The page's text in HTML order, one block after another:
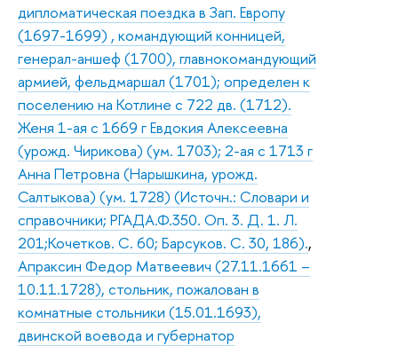
дипломатическая поездка в Зап. Европу
(1697-1699) , командующий конницей,
генерал-аншеф (1700), главнокомандующий
армией, фельдмаршал (1701); определен к
поселению на Котлине с 722 дв. (1712).
Женя 1-ая с 1669 г Евдокия Алексеевна
(урожд. Чирикова) (ум. 1703); 2-ая с 1713 г
Анна Петровна (Нарышкина, урожд.
Салтыкова) (ум. 1728) (Источн.: Словари и
справочники; РГАДА.Ф.350. Оп. 3. Д. 1. Л.
201;Кочетков. С. 60; Барсуков. С. 30, 186).,
Апраксин Федор Матвеевич (27.11.1661 –
10.11.1728), стольник, пожалован в
комнатные стольники (15.01.1693),
двинской воевода и губернатор